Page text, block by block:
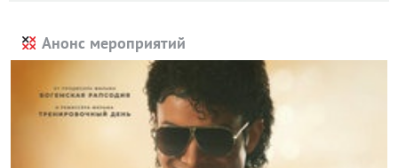
Анонс мероприятий